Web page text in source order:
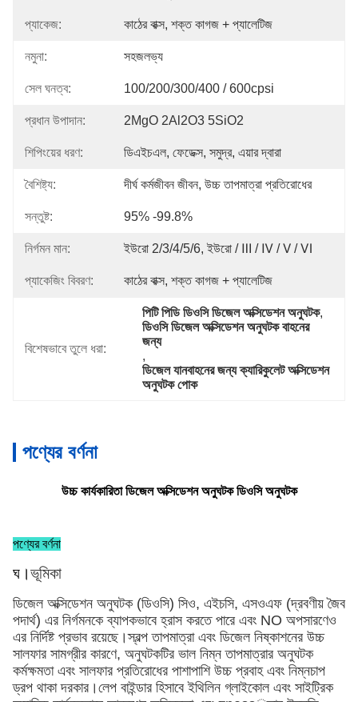
প্যাকেজ: কাঠের বাক্স, শক্ত কাগজ + প্যালেটিজ
নমুনা: সহজলভ্য
সেল ঘনত্ব: 100/200/300/400 / 600cpsi
প্রধান উপাদান: 2MgO 2Al2O3 5SiO2
শিপিংয়ের ধরণ: ডিএইচএল, ফেডেক্স, সমুদ্র, এয়ার দ্বারা
বৈশিষ্ট্য: দীর্ঘ কর্মজীবন জীবন, উচ্চ তাপমাত্রা প্রতিরোধের
সন্তুষ্ট: 95% -99.8%
নির্গমন মান: ইউরো 2/3/4/5/6, ইউরো / Ⅲ / Ⅳ / Ⅴ / Ⅵ
প্যাকেজিং বিবরণ: কাঠের বাক্স, শক্ত কাগজ + প্যালেটিজ
বিশেষভাবে তুলে ধরা:
পিটি পিডি ডিওসি ডিজেল অক্সিডেশন অনুঘটক,
ডিওসি ডিজেল অক্সিডেশন অনুঘটক বাহনের
জন্য
,
ডিজেল যানবাহনের জন্য ক্যারিকুলেট অক্সিডেশন
অনুঘটক পোক
পণ্যের বর্ণনা
উচ্চ কার্যকারিতা ডিজেল অক্সিডেশন অনুঘটক ডিওসি অনুঘটক
পণ্যের বর্ণনা
ঘ।ভূমিকা
ডিজেল অক্সিডেশন অনুঘটক (ডিওসি) সিও, এইচসি, এসওএফ (দ্রবণীয় জৈব
পদার্থ) এর নির্গমনকে ব্যাপকভাবে হ্রাস করতে পারে এবং NO অপসারণেও
এর নির্দিষ্ট প্রভাব রয়েছে।স্বল্প তাপমাত্রা এবং ডিজেল নিষ্কাশনের উচ্চ
সালফার সামগ্রীর কারণে, অনুঘটকটির ভাল নিম্ন তাপমাত্রার অনুঘটক
কর্মক্ষমতা এবং সালফার প্রতিরোধের পাশাপাশি উচ্চ প্রবাহ এবং নিম্নচাপ
ড্রপ থাকা দরকার।লেপ বাইন্ডার হিসাবে ইথিলিন গ্লাইকোল এবং সাইট্রিক